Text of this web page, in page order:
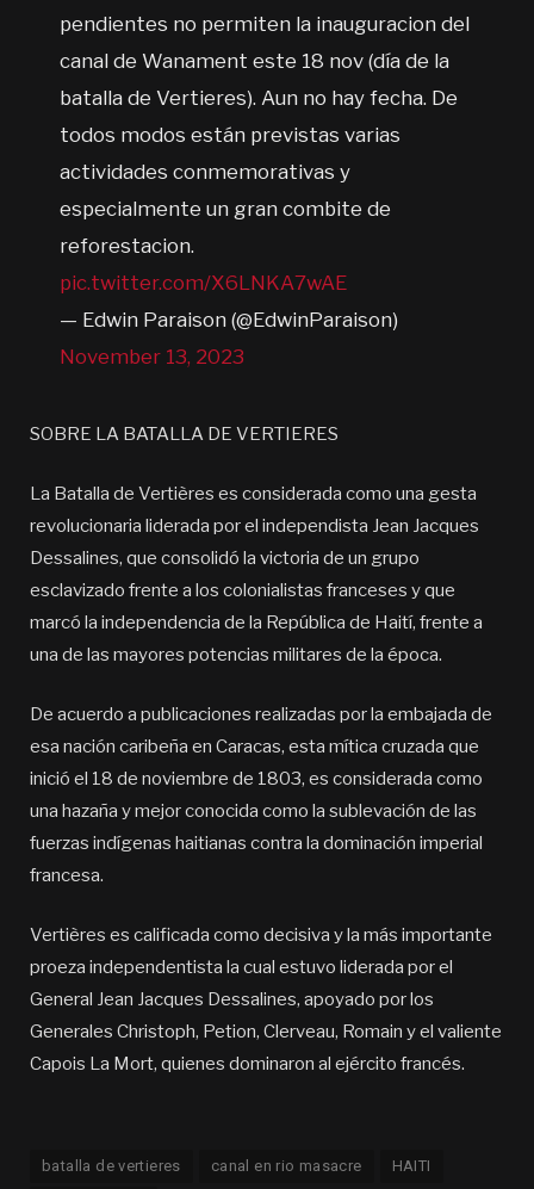
pendientes no permiten la inauguracion del
canal de Wanament este 18 nov (día de la
batalla de Vertieres). Aun no hay fecha. De
todos modos están previstas varias
actividades conmemorativas y
especialmente un gran combite de
reforestacion.
pic.twitter.com/X6LNKA7wAE
— Edwin Paraison (@EdwinParaison)
November 13, 2023
SOBRE LA BATALLA DE VERTIERES
La Batalla de Vertières es considerada como una gesta
revolucionaria liderada por el independista Jean Jacques
Dessalines, que consolidó la victoria de un grupo
esclavizado frente a los colonialistas franceses y que
marcó la independencia de la República de Haití, frente a
una de las mayores potencias militares de la época.
De acuerdo a publicaciones realizadas por la embajada de
esa nación caribeña en Caracas, esta mítica cruzada que
inició el 18 de noviembre de 1803, es considerada como
una hazaña y mejor conocida como la sublevación de las
fuerzas indígenas haitianas contra la dominación imperial
francesa.
Vertières es calificada como decisiva y la más importante
proeza independentista la cual estuvo liderada por el
General Jean Jacques Dessalines, apoyado por los
Generales Christoph, Petion, Clerveau, Romain y el valiente
Capois La Mort, quienes dominaron al ejército francés.
batalla de vertieres canal en rio masacre HAITI